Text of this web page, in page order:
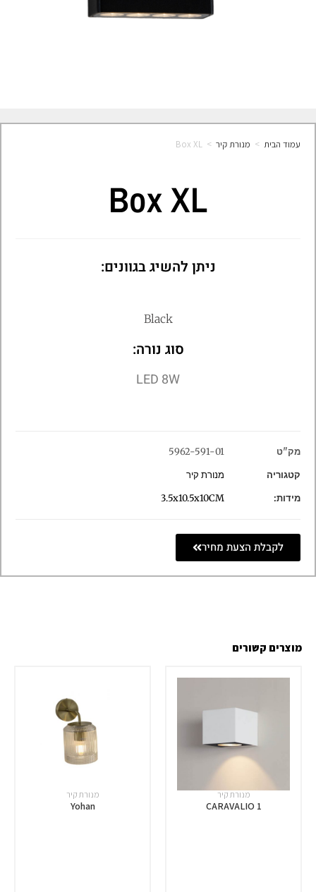
עמוד הבית > מנורת קיר >
Box XL
Box XL
ניתן להשיג בגוונים:
Black
סוג נורה:
LED 8W
מק"ט
5962-591-01
קטגוריה
מנורת קיר
מידות:
3.5x10.5x10CM
לקבלת הצעת מחיר
מוצרים קשורים
מנורת קיר
CARAVALIO 1
מנורת קיר
Yohan